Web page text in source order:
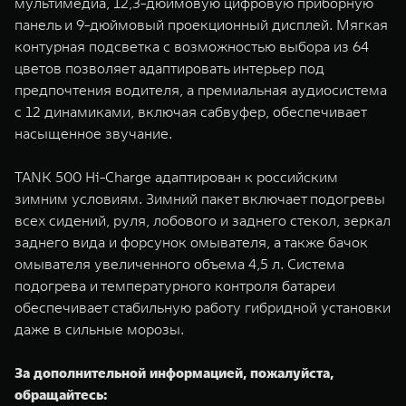
панель и 9-дюймовый проекционный дисплей. Мягкая
контурная подсветка с возможностью выбора из 64
цветов позволяет адаптировать интерьер под
предпочтения водителя, а премиальная аудиосистема
с 12 динамиками, включая сабвуфер, обеспечивает
насыщенное звучание.
TANK 500 Hi-Charge адаптирован к российским
зимним условиям. Зимний пакет включает подогревы
всех сидений, руля, лобового и заднего стекол, зеркал
заднего вида и форсунок омывателя, а также бачок
омывателя увеличенного объема 4,5 л. Система
подогрева и температурного контроля батареи
обеспечивает стабильную работу гибридной установки
даже в сильные морозы.
За дополнительной информацией, пожалуйста,
обращайтесь: